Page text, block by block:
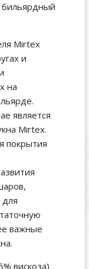
бильярдный
Mirtex
и
на
является
Mirtex.
покрытия
важные
вискоза)